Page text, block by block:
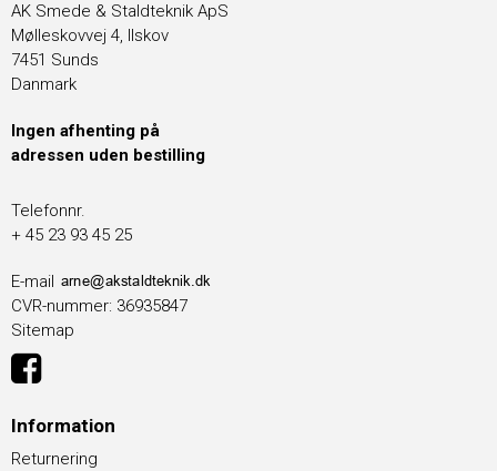
AK Smede & Staldteknik ApS
Mølleskovvej 4, Ilskov
7451 Sunds
Danmark
Ingen afhenting på
adressen uden bestilling
Telefonnr.
+ 45 23 93 45 25
E-mail
CVR-nummer: 36935847
Sitemap
Information
Returnering